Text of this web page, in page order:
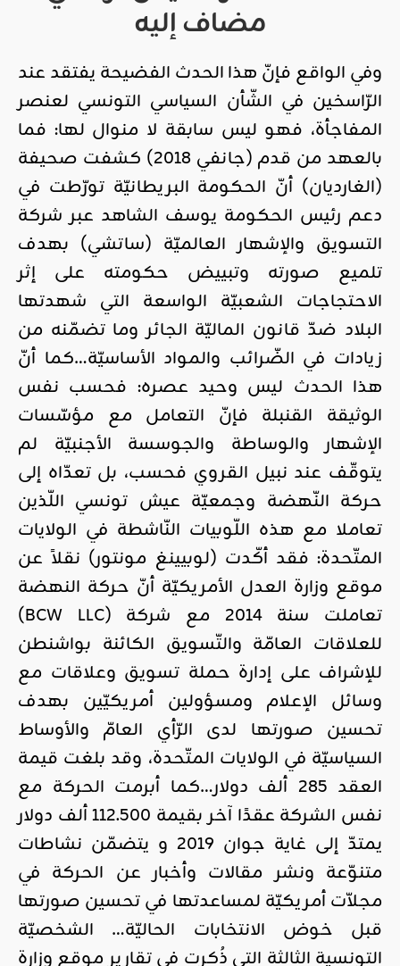
مضاف إليه
وفي الواقع فإنّ هذا الحدث الفضيحة يفتقد عند
الرّاسخين في الشّأن السياسي التونسي لعنصر
المفاجأة، فهو ليس سابقة لا منوال لها: فما
بالعهد من قدم (جانفي 2018) كشفت صحيفة
(الغارديان) أنّ الحكومة البريطانيّة تورّطت في
دعم رئيس الحكومة يوسف الشاهد عبر شركة
التسويق والإشهار العالميّة (ساتشي) بهدف
تلميع صورته وتبييض حكومته على إثر
الاحتجاجات الشعبيّة الواسعة التي شهدتها
البلاد ضدّ قانون الماليّة الجائر وما تضمّنه من
زيادات في الضّرائب والمواد الأساسيّة…كما أنّ
هذا الحدث ليس وحيد عصره: فحسب نفس
الوثيقة القنبلة فإنّ التعامل مع مؤسّسات
الإشهار والوساطة والجوسسة الأجنبيّة لم
يتوقّف عند نبيل القروي فحسب، بل تعدّاه إلى
حركة النّهضة وجمعيّة عيش تونسي اللّذين
تعاملا مع هذه اللّوبيات النّاشطة في الولايات
المتّحدة: فقد أكّدت (لوبيينغ مونتور) نقلاً عن
موقع وزارة العدل الأمريكيّة أنّ حركة النهضة
تعاملت سنة 2014 مع شركة (BCW LLC)
للعلاقات العامّة والتّسويق الكائنة بواشنطن
للإشراف على إدارة حملة تسويق وعلاقات مع
وسائل الإعلام ومسؤولين أمريكيّين بهدف
تحسين صورتها لدى الرّأي العامّ والأوساط
السياسيّة في الولايات المتّحدة، وقد بلغت قيمة
العقد 285 ألف دولار…كما أبرمت الحركة مع
نفس الشركة عقدًا آخر بقيمة 112.500 ألف دولار
يمتدّ إلى غاية جوان 2019 و يتضمّن نشاطات
متنوّعة ونشر مقالات وأخبار عن الحركة في
مجلاّت أمريكيّة لمساعدتها في تحسين صورتها
قبل خوض الانتخابات الحاليّة… الشخصيّة
التونسية الثالثة التي ذُكرت في تقارير موقع وزارة